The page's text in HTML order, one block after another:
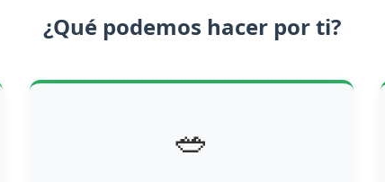
¿Qué podemos hacer por ti?
🥗